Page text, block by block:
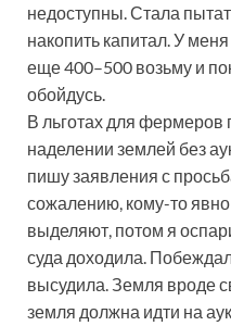
недоступны. Стала
накопить капитал. У
еще 400–500 возьму и
обойдусь.
В льготах для фермеров
наделении землей без
пишу заявления с
сожалению, кому-то
выделяют, потом я
суда доходила.
высудила. Земля вроде
земля должна идти на